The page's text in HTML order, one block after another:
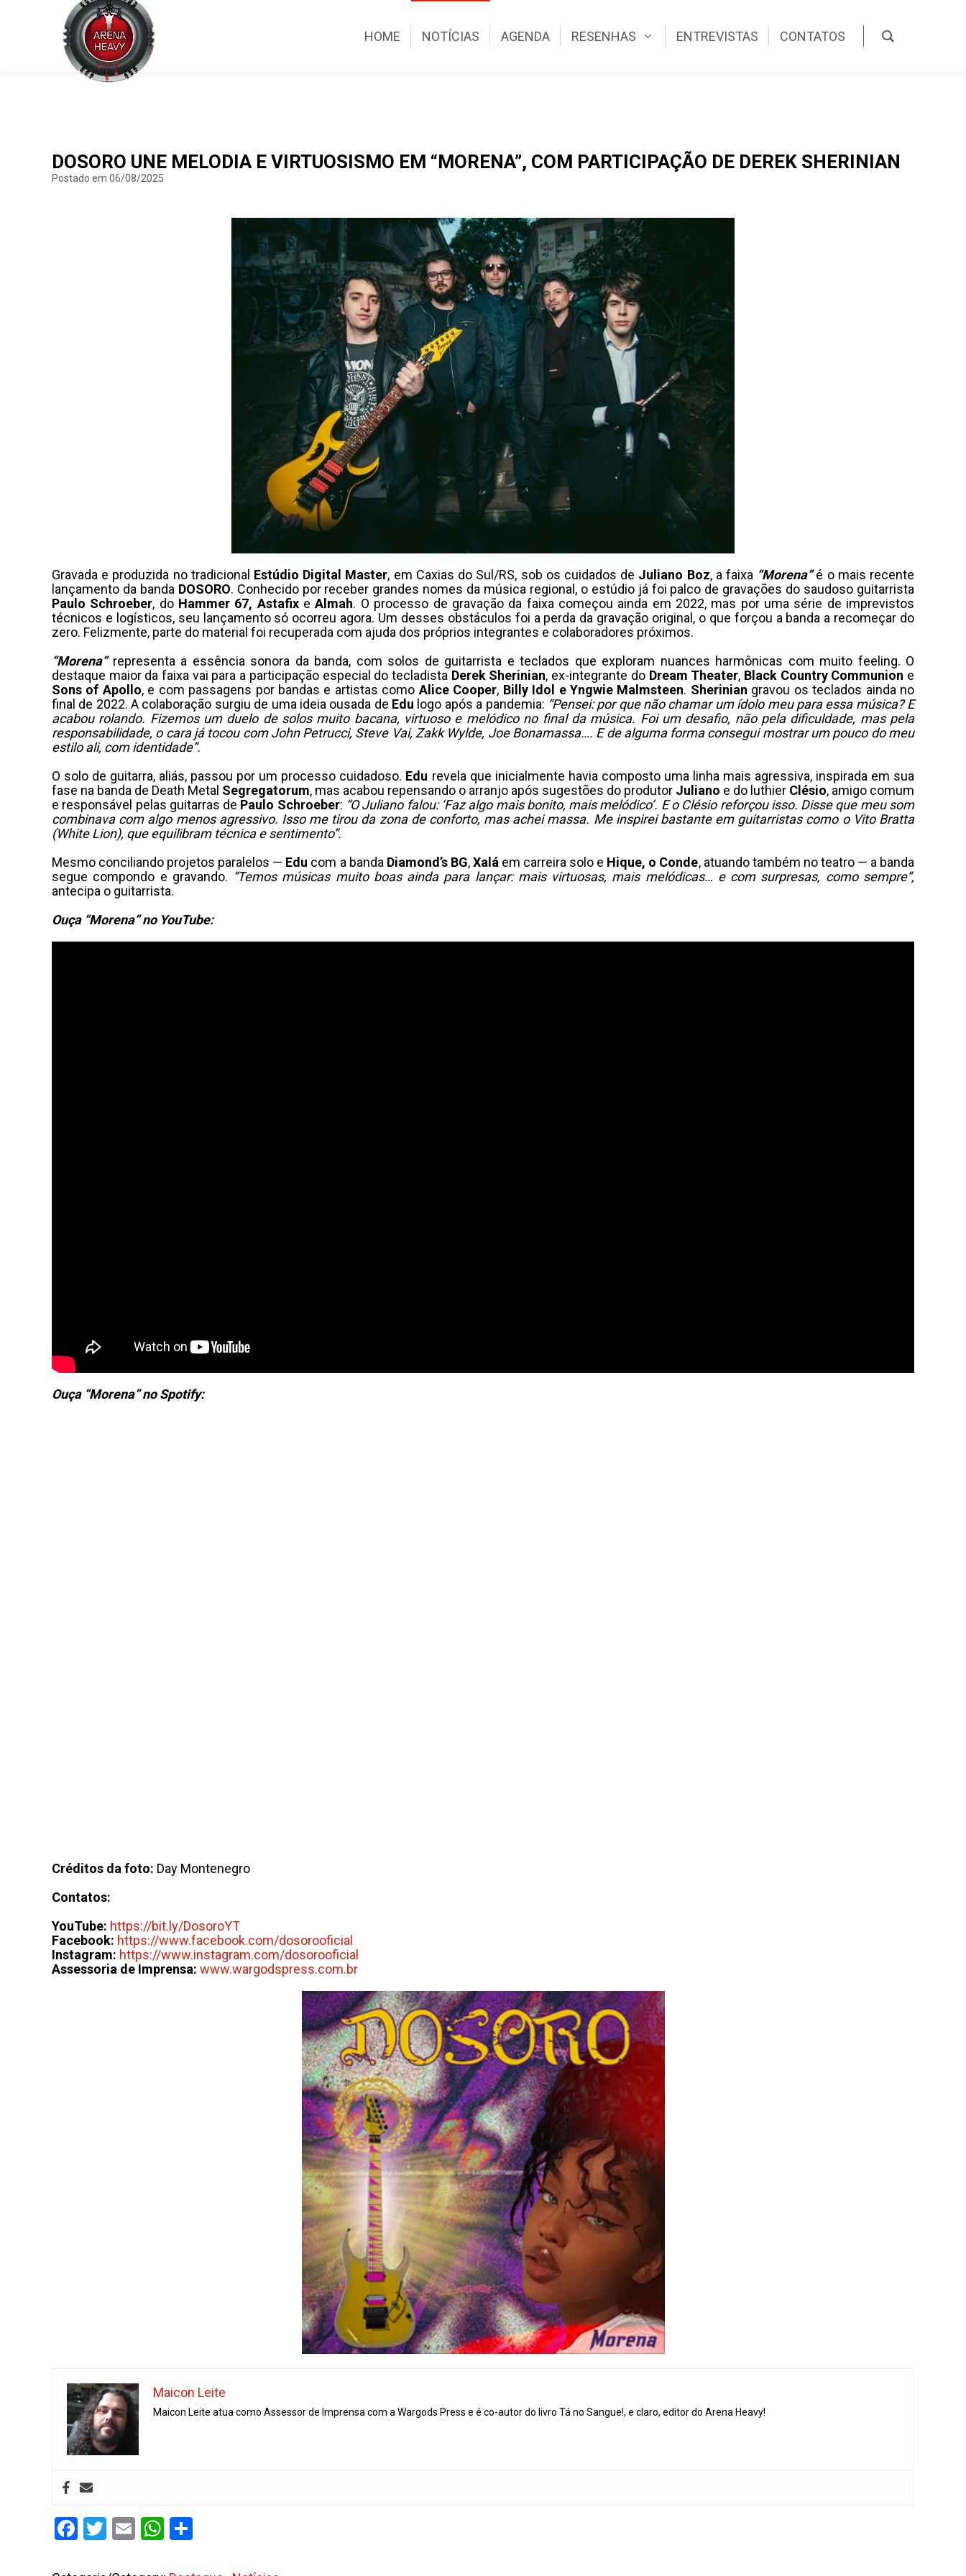
HOME NOTÍCIAS AGENDA RESENHAS ENTREVISTAS CONTATOS
DOSORO UNE MELODIA E VIRTUOSISMO EM “MORENA”, COM PARTICIPAÇÃO DE DEREK SHERINIAN
Postado em 06/08/2025
Gravada e produzida no tradicional Estúdio Digital Master, em Caxias do Sul/RS, sob os cuidados de Juliano Boz, a faixa “Morena”é o mais recente
lançamento da banda DOSORO. Conhecido por receber grandes nomes da música regional, o estúdio já foi palco de gravações do saudoso guitarrista
Paulo Schroeber, do Hammer 67, Astafix eAlmah. O processo de gravação da faixa começou ainda em 2022, mas por uma série de imprevistos
técnicos e logísticos, seu lançamento só ocorreu agora. Um desses obstáculos foi a perda da gravação original, o que forçou a banda a recomeçar do
zero. Felizmente, parte do material foi recuperada com ajuda dos próprios integrantes e colaboradores próximos.
“Morena”representa a essência sonora da banda, com solos de guitarrista e teclados que exploram nuances harmônicas com muito feeling. O
destaque maior da faixa vai para a participação especial do tecladista Derek Sherinian, ex-integrante do Dream Theater, Black Country Communion e
Sons of Apollo, e com passagens por bandas e artistas como Alice Cooper, Billy Idol e Yngwie Malmsteen. Sherinian gravou os teclados ainda no
final de 2022. A colaboração surgiu de uma ideia ousada de Edu logo após a pandemia: “Pensei: por que não chamar um ídolo meu para essa música? E
acabou rolando. Fizemos um duelo de solos muito bacana, virtuoso e melódico no final da música. Foi um desafio, não pela dificuldade, mas pela
responsabilidade, o cara já tocou com John Petrucci, Steve Vai, Zakk Wylde, Joe Bonamassa…. E de alguma forma consegui mostrar um pouco do meu
estilo ali, com identidade”.
O solo de guitarra, aliás, passou por um processo cuidadoso. Edu revela que inicialmente havia composto uma linha mais agressiva, inspirada em sua
fase na banda de Death Metal Segregatorum, mas acabou repensando o arranjo após sugestões do produtor Juliano e do luthier Clésio, amigo comum
e responsável pelas guitarras de Paulo Schroeber: “O Juliano falou: ‘Faz algo mais bonito, mais melódico’. E o Clésio reforçou isso. Disse que meu som
combinava com algo menos agressivo. Isso me tirou da zona de conforto, mas achei massa. Me inspirei bastante em guitarristas como o Vito Bratta
(White Lion), que equilibram técnica e sentimento”.
Mesmo conciliando projetos paralelos — Edu com a banda Diamond’s BG,Xalá em carreira solo e Hique, o Conde, atuando também no teatro — a banda
segue compondo e gravando. “Temos músicas muito boas ainda para lançar: mais virtuosas, mais melódicas… e com surpresas, como sempre”,
antecipa o guitarrista.
Ouça “Morena” no YouTube:
Ouça “Morena” no Spotify:
Créditos da foto: Day Montenegro
Contatos:
YouTube: https://bit.ly/DosoroYT
Facebook: https://www.facebook.com/dosorooficial
Instagram: https://www.instagram.com/dosorooficial
Assessoria de Imprensa: www.wargodspress.com.br
Maicon Leite
Maicon Leite atua como Assessor de Imprensa com a Wargods Press e é co-autor do livro Tá no Sangue!, e claro, editor do Arena Heavy!
Facebook
Twitter
EmailWhatsApp